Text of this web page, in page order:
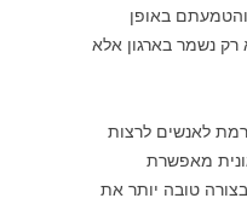
באופן
רק נשמר בארגון אלא
לאנשים לרצות
מאפשרת
טובה יותר את